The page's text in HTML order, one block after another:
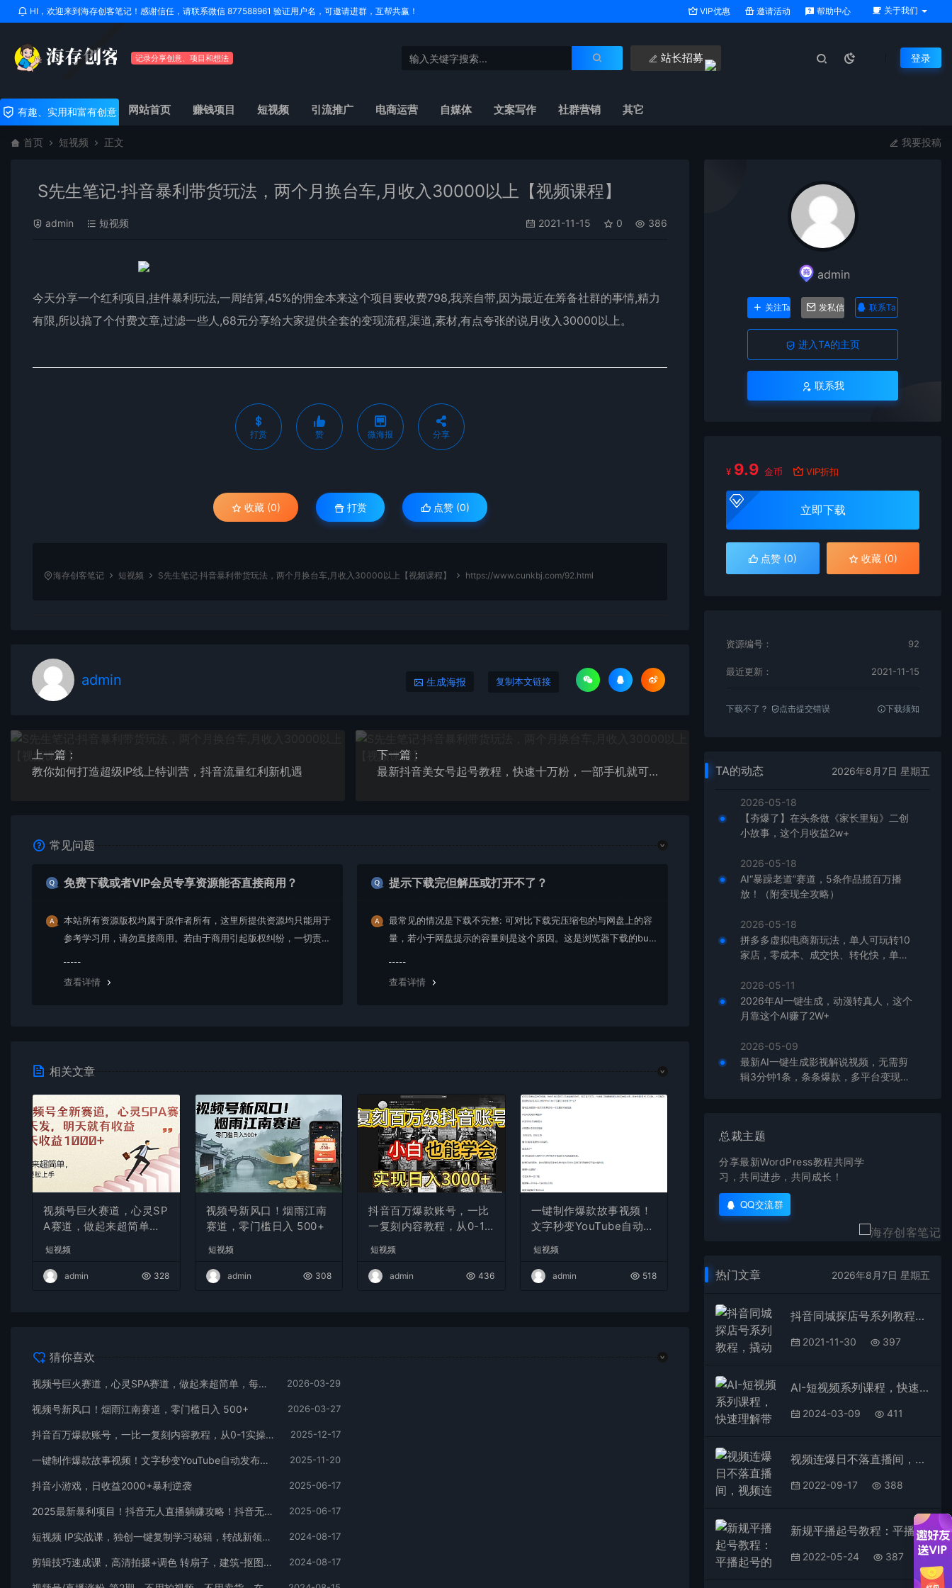
HI，欢迎来到海存创客笔记！感谢信任，请联系微信 877588961 验证用户名，可邀请进群，互帮共赢！ VIP优惠 邀请活动 帮助中心 关于我们
记录分享创意、项目和想法 站长招募 登录
有趣、实用和富有创意 网站首页 赚钱项目 短视频 引流推广 电商运营 自媒体 文案写作 社群营销 其它
首页 短视频 正文 我要投稿
S先生笔记·抖音暴利带货玩法，两个月换台车,月收入30000以上【视频课程】
admin 短视频 2021-11-15 0 386
今天分享一个红利项目,挂件暴利玩法,一周结算,45%的佣金本来这个项目要收费798,我亲自带,因为最近在筹备社群的事情,精力
有限,所以搞了个付费文章,过滤一些人,68元分享给大家提供全套的变现流程,渠道,素材,有点夸张的说月收入30000以上。
打赏 赞 微海报 分享
收藏 (0) 打赏 点赞 (0)
海存创客笔记 短视频 S先生笔记·抖音暴利带货玩法，两个月换台车,月收入30000以上【视频课程】 https://www.cunkbj.com/92.html
admin 生成海报 复制本文链接
上一篇：
教你如何打造超级IP线上特训营，抖音流量红利新机遇
下一篇：
最新抖音美女号起号教程，快速十万粉，一部手机就可以操作！
常见问题
免费下载或者VIP会员专享资源能否直接商用？
本站所有资源版权均属于原作者所有，这里所提供资源均只能用于
参考学习用，请勿直接商用。若由于商用引起版权纠纷，一切责任
查看详情
提示下载完但解压或打开不了？
最常见的情况是下载不完整: 可对比下载完压缩包的与网盘上的容
量，若小于网盘提示的容量则是这个原因。这是浏览器下载的bu
查看详情
相关文章
视频号巨火赛道，心灵SP
A赛道，做起来超简单，
短视频
admin 328
视频号新风口！烟雨江南
赛道，零门槛日入 500+
短视频
admin 308
抖音百万爆款账号，一比
一复刻内容教程，从0-1
复制爆款，月入10w+
短视频
admin 436
一键制作爆款故事视频！
文字秒变YouTube自动发
短视频
admin 518
猜你喜欢
视频号巨火赛道，心灵SPA赛道，做起来超简单，每天收益800+ 2026-03-29
视频号新风口！烟雨江南赛道，零门槛日入 500+ 2026-03-27
抖音百万爆款账号，一比一复刻内容教程，从0-1实操课，小白也能学会，复制爆款，月入10w+ 2025-12-17
一键制作爆款故事视频！文字秒变YouTube自动发布的傻瓜式教程 2025-11-20
抖音小游戏，日收益2000+暴利逆袭 2025-06-17
2025最新暴利项目！抖音无人直播躺赚攻略！抖音无人直播3.0玩法！0门槛… 2025-06-17
短视频 IP实战课，独创一键复制学习秘籍，转战新领域，月赚五万轻松行 2024-08-17
剪辑技巧速成课，高清拍摄+调色 转扇子，建筑-抠图精通，新手秒变剪辑专家 2024-08-17
admin
关注Ta 发私信 联系Ta
进入TA的主页
联系我
¥ 9.9 金币 VIP折扣
立即下载
点赞 (0) 收藏 (0)
资源编号： 92
最近更新： 2021-11-15
下载不了？ 点击提交错误 下载须知
TA的动态 2026年8月7日 星期五
2026-05-18
【夯爆了】在头条做《家长里短》二创
小故事，这个月收益2w+
2026-05-18
AI“暴躁老道”赛道，5条作品揽百万播
放！（附变现全攻略）
2026-05-18
拼多多虚拟电商新玩法，单人可玩转10
家店，零成本、成交快、转化快，单店
2026-05-11
2026年AI一键生成，动漫转真人，这个
月靠这个AI赚了2W+
2026-05-09
最新AI一键生成影视解说视频，无需剪
辑3分钟1条，条条爆款，多平台变现日
总裁主题
分享最新WordPress教程共同学
习，共同进步，共同成长！
QQ交流群
热门文章 2026年8月7日 星期五
抖音同城探店号系列教程，撬动本地蛋糕超级玩法【视频课程】
2021-11-30 397
AI-短视频系列课程，快速理解带货短视频+AI运用赚钱（17节课）
2024-03-09 411
视频连爆日不落直播间，视频连爆撬动精准免费流量，日销千单核心盈利公式
2022-09-17 388
新规平播起号教程：平播起号的底层逻辑，适合当下的起号方式
2022-05-24 387